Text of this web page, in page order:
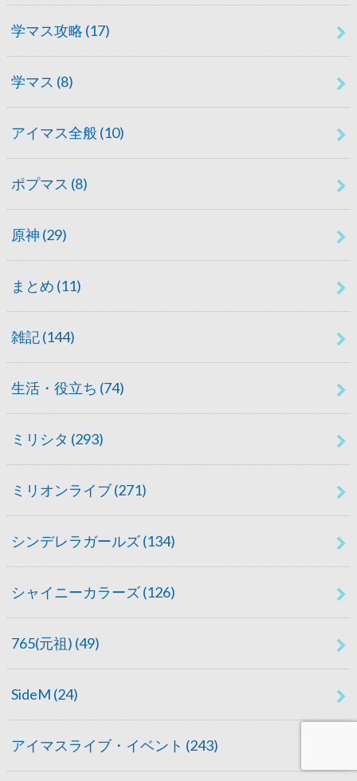
学マス攻略 (17)
学マス (8)
アイマス全般 (10)
ポプマス (8)
原神 (29)
まとめ (11)
雑記(144)
生活・役立ち (74)
ミリシタ (293)
ミリオンライブ(271)
シンデレラガールズ(134)
シャイニーカラーズ(126)
765(元祖) (49)
SideM (24)
アイマスライブ・イベント (243)